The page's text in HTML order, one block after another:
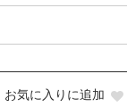
お気に入りに追加